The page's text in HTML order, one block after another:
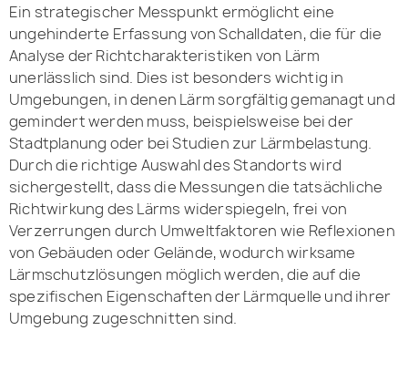
Ein strategischer Messpunkt ermöglicht eine
ungehinderte Erfassung von Schalldaten, die für die
Analyse der Richtcharakteristiken von Lärm
unerlässlich sind. Dies ist besonders wichtig in
Umgebungen, in denen Lärm sorgfältig gemanagt und
gemindert werden muss, beispielsweise bei der
Stadtplanung oder bei Studien zur Lärmbelastung.
Durch die richtige Auswahl des Standorts wird
sichergestellt, dass die Messungen die tatsächliche
Richtwirkung des Lärms widerspiegeln, frei von
Verzerrungen durch Umweltfaktoren wie Reflexionen
von Gebäuden oder Gelände, wodurch wirksame
Lärmschutzlösungen möglich werden, die auf die
spezifischen Eigenschaften der Lärmquelle und ihrer
Umgebung zugeschnitten sind.